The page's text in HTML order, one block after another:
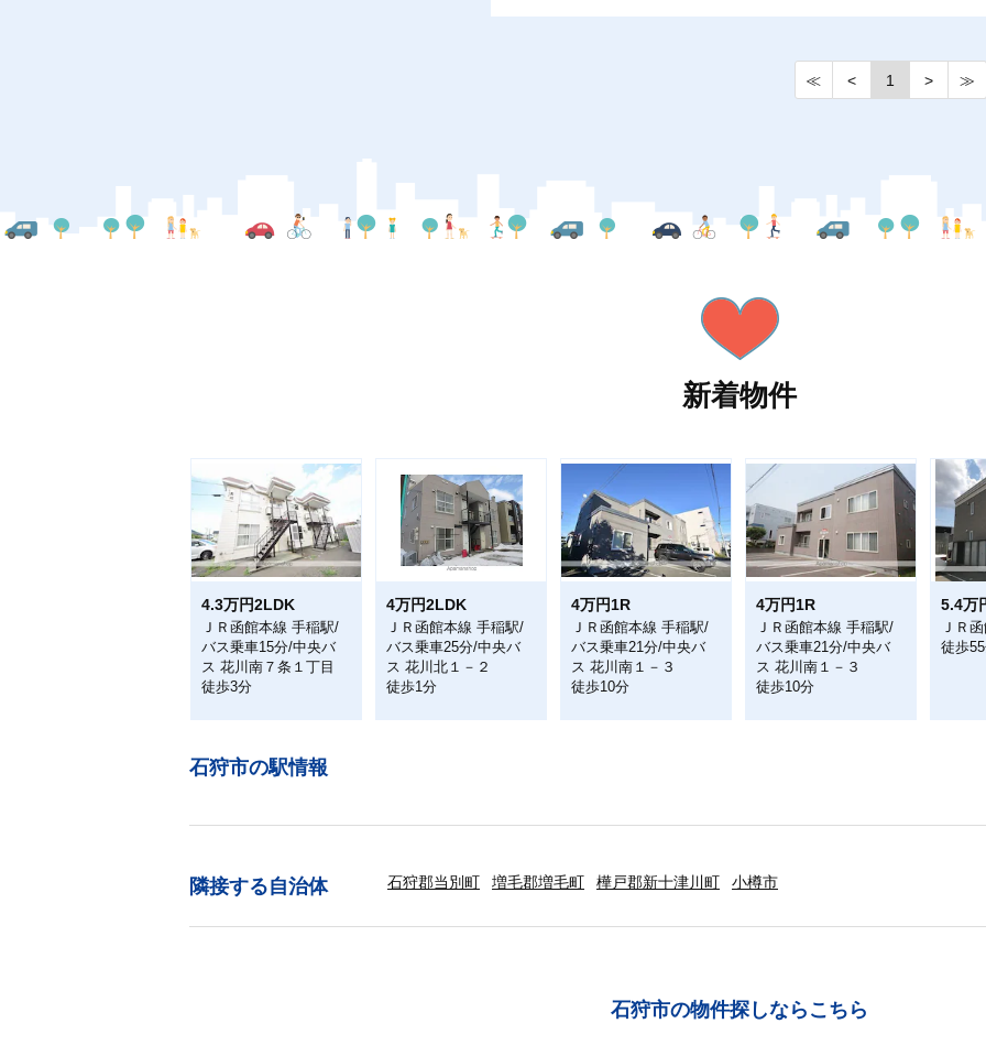
≪ < 1 > ≫
新着物件
4.3万円2LDK
ＪＲ函館本線 手稲駅/
バス乗車15分/中央バ
ス 花川南７条１丁目
徒歩3分
4万円2LDK
ＪＲ函館本線 手稲駅/
バス乗車25分/中央バ
ス 花川北１－２
徒歩1分
4万円1R
ＪＲ函館本線 手稲駅/
バス乗車21分/中央バ
ス 花川南１－３
徒歩10分
4万円1R
ＪＲ函館本線 手稲駅/
バス乗車21分/中央バ
ス 花川南１－３
徒歩10分
5.4万
ＪＲ
徒歩
石狩市の駅情報
隣接する自治体 石狩郡当別町 増毛郡増毛町 樺戸郡新十津川町 小樽市
石狩市の物件探しならこちら